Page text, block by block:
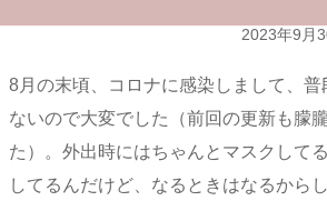
2023年9月
8月の末頃、コロナに感染しまして、普
ないので大変でした（前回の更新も朦
た）。外出時にはちゃんとマスクして
してるんだけど、なるときはなるから